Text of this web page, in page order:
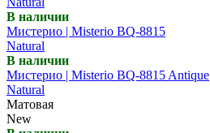
В наличии
Мистерио | Misterio BQ-8815
Natural
В наличии
Мистерио | Misterio BQ-8815 Antique
Natural
Матовая
New